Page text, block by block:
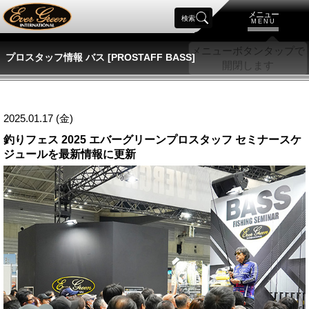
メニュー
MENU
検索
プロスタッフ情報 バス [PROSTAFF BASS]
2025.01.17 (金)
釣りフェス 2025 エバーグリーンプロスタッフ セミナースケ
ジュールを最新情報に更新